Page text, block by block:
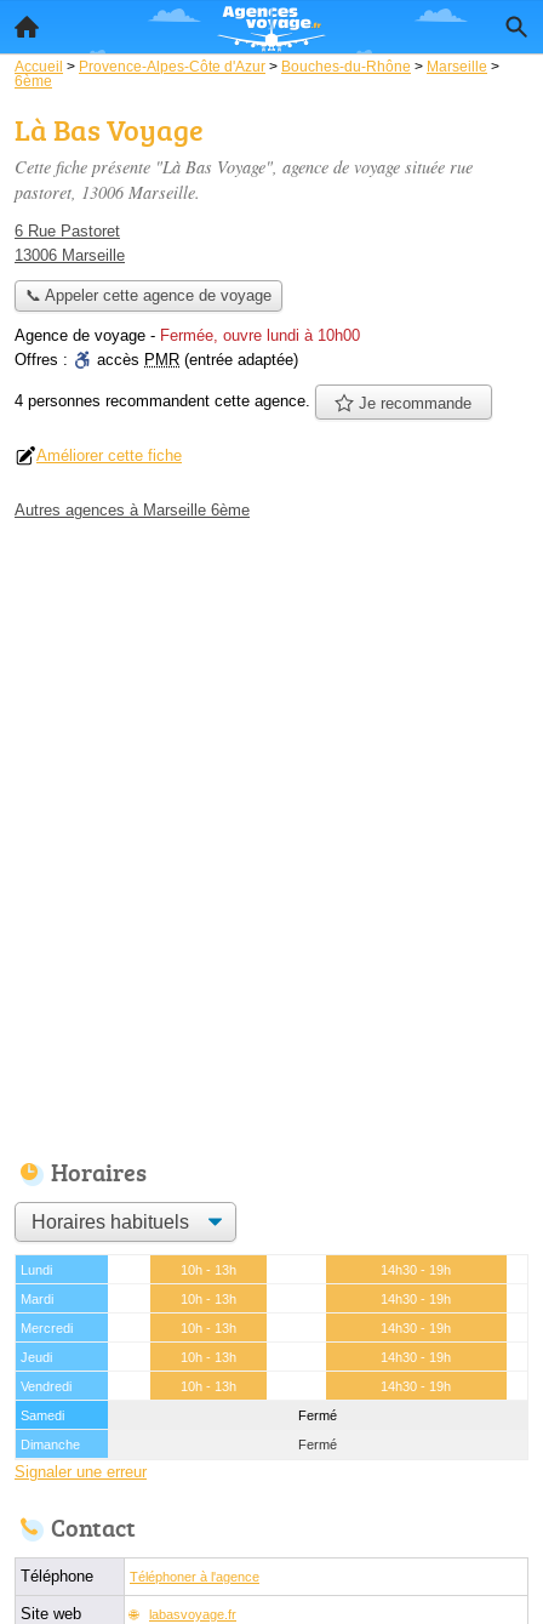
Accueil > Provence-Alpes-Côte d'Azur > Bouches-du-Rhône > Marseille >
6ème
Là Bas Voyage
Cette fiche présente "Là Bas Voyage", agence de voyage située rue
pastoret, 13006 Marseille.
6 Rue Pastoret
13006 Marseille
📞 Appeler cette agence de voyage
Agence de voyage - Fermée, ouvre lundi à 10h00
Offres :
accès PMR (entrée adaptée)
4 personnes recommandent cette agence. Je recommande
Améliorer cette fiche
Autres agences à Marseille 6ème
Horaires
Lundi 10h - 13h
14h30 - 19h
Mardi
10h - 13h
14h30 - 19h
Mercredi
10h - 13h
14h30 - 19h
Jeudi
10h - 13h
14h30 - 19h
Vendredi
10h - 13h
14h30 - 19h
Samedi
Fermé
Dimanche
Fermé
Signaler une erreur
Contact
Téléphone Téléphoner à l'agence
Site web labasvoyage.fr